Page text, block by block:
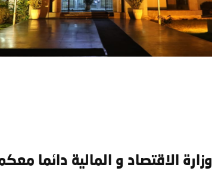
وزارة الاقتصاد و المالية دائما